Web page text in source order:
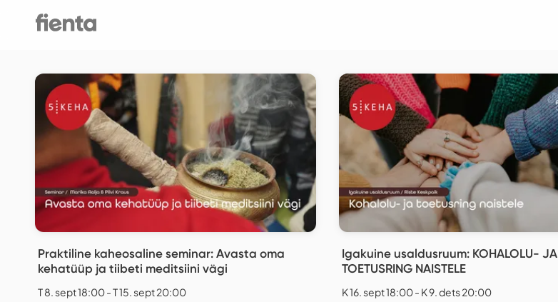
Praktiline kaheosaline seminar: Avasta oma
kehatüüp ja tiibeti meditsiini vägi
T 8. sept 18:00 - T 15. sept 20:00
Igakuine usaldusruum: KOHALOLU- JA
TOETUSRING NAISTELE
K 16. sept 18:00 - K 9. dets 20:00